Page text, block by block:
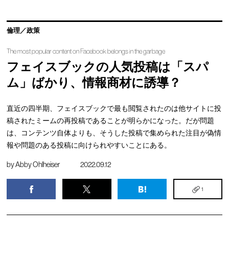
倫理／政策
The most popular content on Facebook belongs in the garbage
フェイスブックの人気投稿は「スパ
ム」ばかり、情報商材に誘導？
直近の四半期、フェイスブックで最も閲覧されたのは他サイトに投
稿されたミームの再投稿であることが明らかになった。だが問題
は、コンテンツ自体よりも、そうした投稿で集められた注目が偽情
報や問題のある投稿に向けられやすいことにある。
byAbby Ohlheiser 2022.09.12
1